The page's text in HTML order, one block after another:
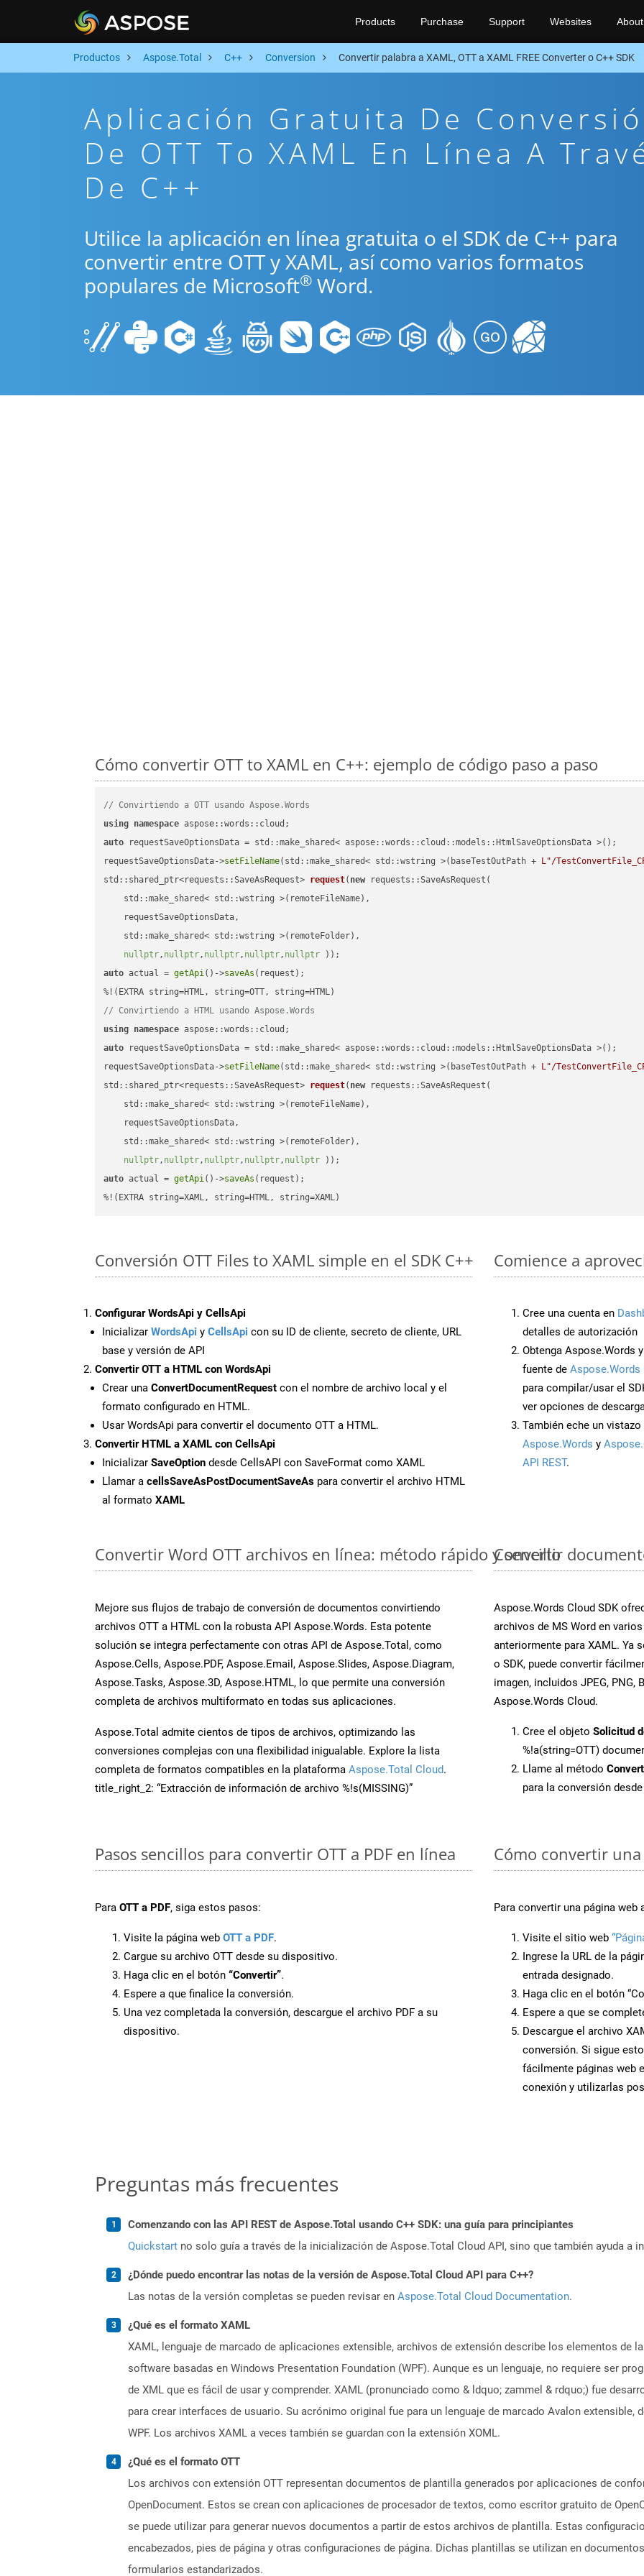
Products Purchase Support Websites About
Productos Aspose.Total C++ Conversion Convertir palabra a XAML, OTT a XAML FREE Converter o C++ SDK
Aplicación Gratuita De
De OTT To XAML En Línea A
De C++
Utilice la aplicación en línea gratuita o el SDK de C++ para
convertir entre OTT y XAML, así como varios formatos
populares de Microsoft® Word.
Cómo convertir OTT to XAML en C++: ejemplo de código paso a paso
// Convirtiendo a OTT usando Aspose.Words
using namespace
auto requestSaveOptionsData = std::make_shared< aspose::words::cloud::models::HtmlSaveOptionsData >();
requestSaveOptionsData->setFileName(std::make_shared< std::wstring >(baseTestOutPath + L"/
std::shared_ptr<requests::SaveAsRequest> request( new requests::SaveAsRequest(
    std::make_shared< std::wstring >(remoteFileName),
    requestSaveOptionsData,
    std::make_shared< std::wstring >(remoteFolder),
nullptr, nullptr, nullptr, nullptr, nullptr ))
auto actual = getApi()->saveAs (request);
// Convirtiendo a HTML usando Aspose.Words
using namespace
auto requestSaveOptionsData = std::make_shared< aspose::words::cloud::models::HtmlSaveOptionsData >();
requestSaveOptionsData->setFileName(std::make_shared< std::wstring >(baseTestOutPath + L"/
std::shared_ptr<requests::SaveAsRequest> request( new requests::SaveAsRequest(
    std::make_shared< std::wstring >(remoteFileName),
    requestSaveOptionsData,
    std::make_shared< std::wstring >(remoteFolder),
nullptr, nullptr, nullptr, nullptr, nullptr ))
auto actual = getApi()->saveAs (request);
%!(EXTRA string=XAML, string=HTML, string=XAML)
Conversión OTT Files to XAML simple en el SDK C++
Configurar WordsApi y CellsApi
Inicializar WordsApi y CellsApi con su ID de cliente, secreto de cliente, URL
base y versión de API
Convertir OTT a HTML con WordsApi
Crear una ConvertDocumentRequest con el nombre de archivo local y el
formato configurado en HTML.
Usar WordsApi para convertir el documento OTT a HTML.
Convertir HTML a XAML con CellsApi
Inicializar SaveOption desde CellsAPI con SaveFormat como XAML
Llamar a cellsSaveAsPostDocumentSaveAs para convertir el archivo HTML
al formato XAML
Comience a
Cree una cuenta en
detalles de autorización
Obtenga Aspose.Words
fuente de Aspose.Words
para compilar/usar el
ver opciones de
También eche un
Aspose.Words y
API REST.
Convertir Word OTT archivos en línea: método rápido y sencillo
Mejore sus flujos de trabajo de conversión de documentos convirtiendo
archivos OTT a HTML con la robusta API Aspose.Words. Esta potente
solución se integra perfectamente con otras API de Aspose.Total, como
Aspose.Cells, Aspose.PDF, Aspose.Email, Aspose.Slides, Aspose.Diagram,
Aspose.Tasks, Aspose.3D, Aspose.HTML, lo que permite una conversión
completa de archivos multiformato en todas sus aplicaciones.
Aspose.Total admite cientos de tipos de archivos, optimizando las
conversiones complejas con una flexibilidad inigualable. Explore la lista
completa de formatos compatibles en la plataforma Aspose.Total Cloud.
title_right_2: “Extracción de información de archivo %!s(MISSING)”
Convertir
Aspose.Words Cloud SDK
archivos de MS Word en
anteriormente para XAML. Ya
o SDK, puede convertir
imagen, incluidos JPEG, PNG,
Aspose.Words Cloud.
Cree el objeto Solicitud
%!a(string=OTT)
Llame al método
para la conversión desde
Pasos sencillos para convertir OTT a PDF en línea
Para OTT a PDF, siga estos pasos:
Visite la página web OTT a PDF.
Cargue su archivo OTT desde su dispositivo.
Haga clic en el botón “Convertir”.
Espere a que finalice la conversión.
Una vez completada la conversión, descargue el archivo PDF a su
dispositivo.
Cómo convertir
Para convertir una página
Visite el sitio web
Ingrese la URL de la
entrada designado.
Haga clic en el botón
Espere a que se
Descargue el archivo
conversión. Si sigue
fácilmente páginas web
conexión y utilizarlas
Preguntas más frecuentes
Comenzando con las API REST de Aspose.Total usando C++ SDK: una guía para principiantes
Quickstart no solo guía a través de la inicialización de Aspose.Total Cloud API, sino que también ayuda a
¿Dónde puedo encontrar las notas de la versión de Aspose.Total Cloud API para C++?
Las notas de la versión completas se pueden revisar en Aspose.Total Cloud Documentation.
¿Qué es el formato XAML
XAML, lenguaje de marcado de aplicaciones extensible, archivos de extensión describe los elementos de
software basadas en Windows Presentation Foundation (WPF). Aunque es un lenguaje, no requiere ser
de XML que es fácil de usar y comprender. XAML (pronunciado como & ldquo; zammel & rdquo;) fue
para crear interfaces de usuario. Su acrónimo original fue para un lenguaje de marcado Avalon extensible,
WPF. Los archivos XAML a veces también se guardan con la extensión XOML.
¿Qué es el formato OTT
Los archivos con extensión OTT representan documentos de plantilla generados por aplicaciones de
OpenDocument. Estos se crean con aplicaciones de procesador de textos, como escritor gratuito de
se puede utilizar para generar nuevos documentos a partir de estos archivos de plantilla. Estas
encabezados, pies de página y otras configuraciones de página. Dichas plantillas se utilizan en
formularios estandarizados.